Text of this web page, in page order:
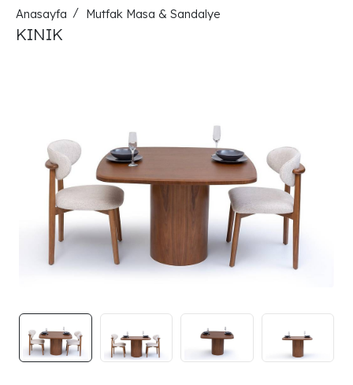
Anasayfa Mutfak Masa & Sandalye
KINIK